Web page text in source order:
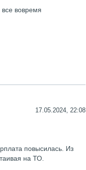
вовремя
17.05.2024, 22:08
повысилась. Из
на ТО.